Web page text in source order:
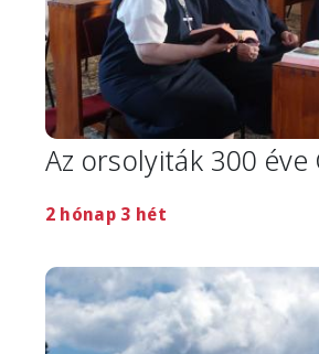
Az orsolyiták 300
2 hónap 3 hét
Image